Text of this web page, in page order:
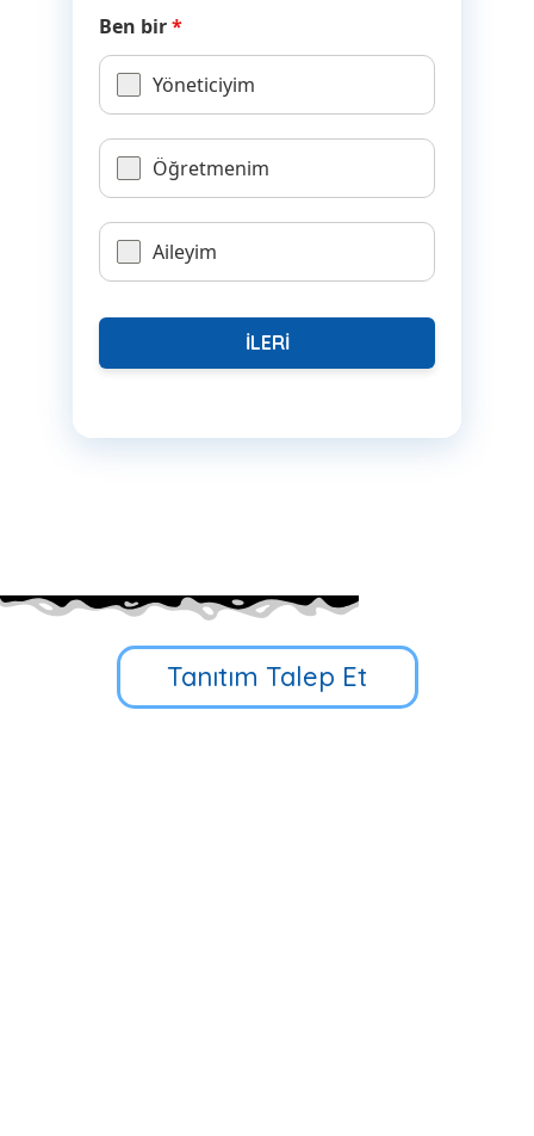
Ben bir*
Yöneticiyim
Öğretmenim
Aileyim
İLERİ
Tanıtım Talep Et